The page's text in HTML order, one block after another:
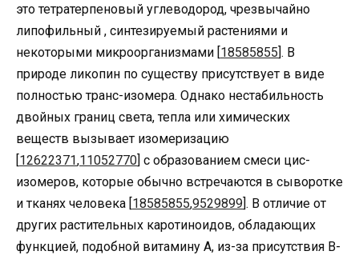
это тетратерпеновый углеводород, чрезвычайно
липофильный , синтезируемый растениями и
некоторыми микроорганизмами [18585855]. В
природе ликопин по существу присутствует в виде
полностью транс-изомера. Однако нестабильность
двойных границ света, тепла или химических
веществ вызывает изомеризацию
[12622371,11052770] с образованием смеси цис-
изомеров, которые обычно встречаются в сыворотке
и тканях человека [18585855,9529899]. В отличие от
других растительных каротиноидов, обладающих
функцией, подобной витамину А, из-за присутствия В-